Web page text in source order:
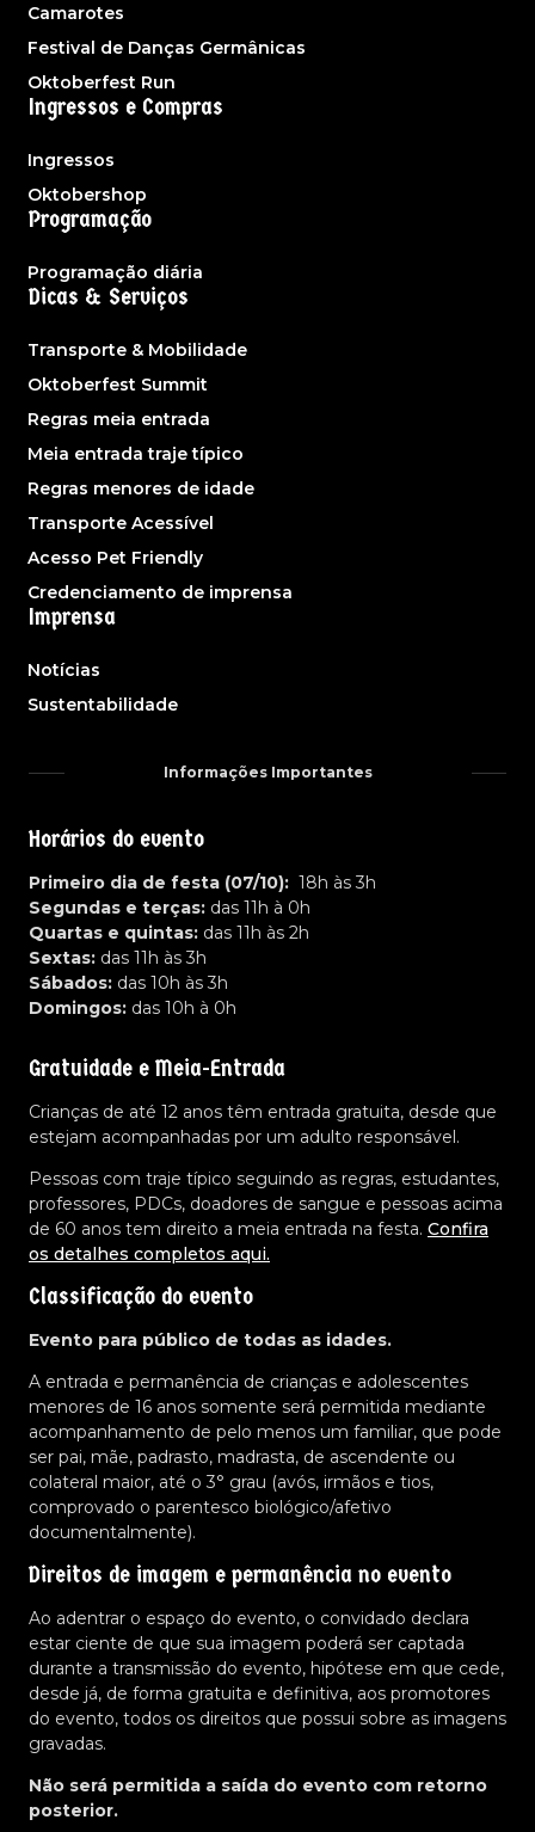
Camarotes
Festival de Danças Germânicas
Oktoberfest Run
Ingressos e Compras
Ingressos
Oktobershop
Programação
Programação diária
Dicas & Serviços
Transporte & Mobilidade
Oktoberfest Summit
Regras meia entrada
Meia entrada traje típico
Regras menores de idade
Transporte Acessível
Acesso Pet Friendly
Credenciamento de imprensa
Imprensa
Notícias
Sustentabilidade
Informações Importantes
Horários do evento
Primeiro dia de festa (07/10): 18h às 3h
Segundas e terças: das 11h à 0h
Quartas e quintas: das 11h às 2h
Sextas: das 11h às 3h
Sábados: das 10h às 3h
Domingos: das 10h à 0h
Gratuidade e Meia-Entrada
Crianças de até 12 anos têm entrada gratuita, desde que
estejam acompanhadas por um adulto responsável.
Pessoas com traje típico seguindo as regras, estudantes,
professores, PDCs, doadores de sangue e pessoas acima
de 60 anos tem direito a meia entrada na festa. Confira
os detalhes completos aqui.
Classificação do evento
Evento para público de todas as idades.
A entrada e permanência de crianças e adolescentes
menores de 16 anos somente será permitida mediante
acompanhamento de pelo menos um familiar, que pode
ser pai, mãe, padrasto, madrasta, de ascendente ou
colateral maior, até o 3° grau (avós, irmãos e tios,
comprovado o parentesco biológico/afetivo
documentalmente).
Direitos de imagem e permanência no evento
Ao adentrar o espaço do evento, o convidado declara
estar ciente de que sua imagem poderá ser captada
durante a transmissão do evento, hipótese em que cede,
desde já, de forma gratuita e definitiva, aos promotores
do evento, todos os direitos que possui sobre as imagens
gravadas.
Não será permitida a saída do evento com retorno
posterior.